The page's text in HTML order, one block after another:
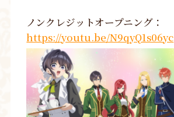
ノンクレジットオープニング：
https://youtu.be/N9qyQ1s06yc